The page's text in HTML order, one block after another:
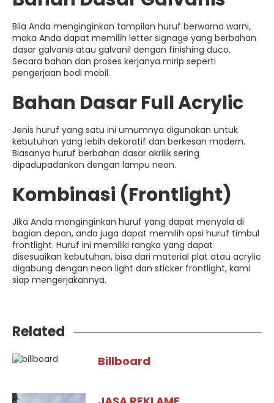
Bila Anda menginginkan tampilan huruf berwarna warni,
maka Anda dapat memilih letter signage yang berbahan
dasar galvanis atau galvanil dengan finishing duco.
Secara bahan dan proses kerjanya mirip seperti
pengerjaan bodi mobil.
Bahan Dasar Full Acrylic
Jenis huruf yang satu ini umumnya digunakan untuk
kebutuhan yang lebih dekoratif dan berkesan modern.
Biasanya huruf berbahan dasar akrilik sering
dipadupadankan dengan lampu neon.
Kombinasi (Frontlight)
Jika Anda menginginkan huruf yang dapat menyala di
bagian depan, anda juga dapat memilih opsi huruf timbul
frontlight. Huruf ini memiliki rangka yang dapat
disesuaikan kebutuhan, bisa dari material plat atau acrylic
digabung dengan neon light dan sticker frontlight, kami
siap mengerjakannya.
Related
Billboard